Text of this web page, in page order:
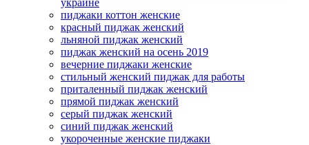
украине
пиджаки коттон женские
красный пиджак женский
льняной пиджак женский
пиджак женский на осень 2019
вечерние пиджаки женские
стильный женский пиджак для работы
приталенный пиджак женский
прямой пиджак женский
серый пиджак женский
синий пиджак женский
укороченные женские пиджаки